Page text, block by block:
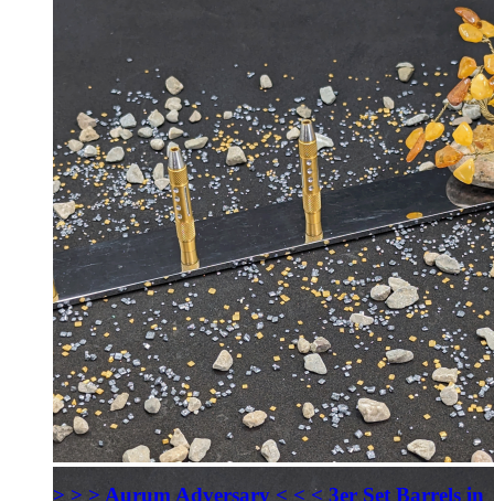
> > > Aurum Adversary < < < 3er Set Barrels in